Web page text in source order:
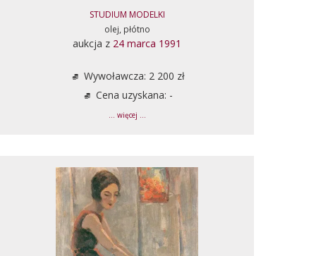
STUDIUM MODELKI
olej, płótno
aukcja z 24 marca 1991
Wywoławcza: 2 200 zł
Cena uzyskana: -
... więcej ...